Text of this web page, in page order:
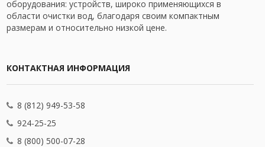
оборудования: устройств, широко применяющихся в
области очистки вод, благодаря своим компактным
размерам и относительно низкой цене.
КОНТАКТНАЯ ИНФОРМАЦИЯ
8 (812) 949-53-58
924-25-25
8 (800) 500-07-28